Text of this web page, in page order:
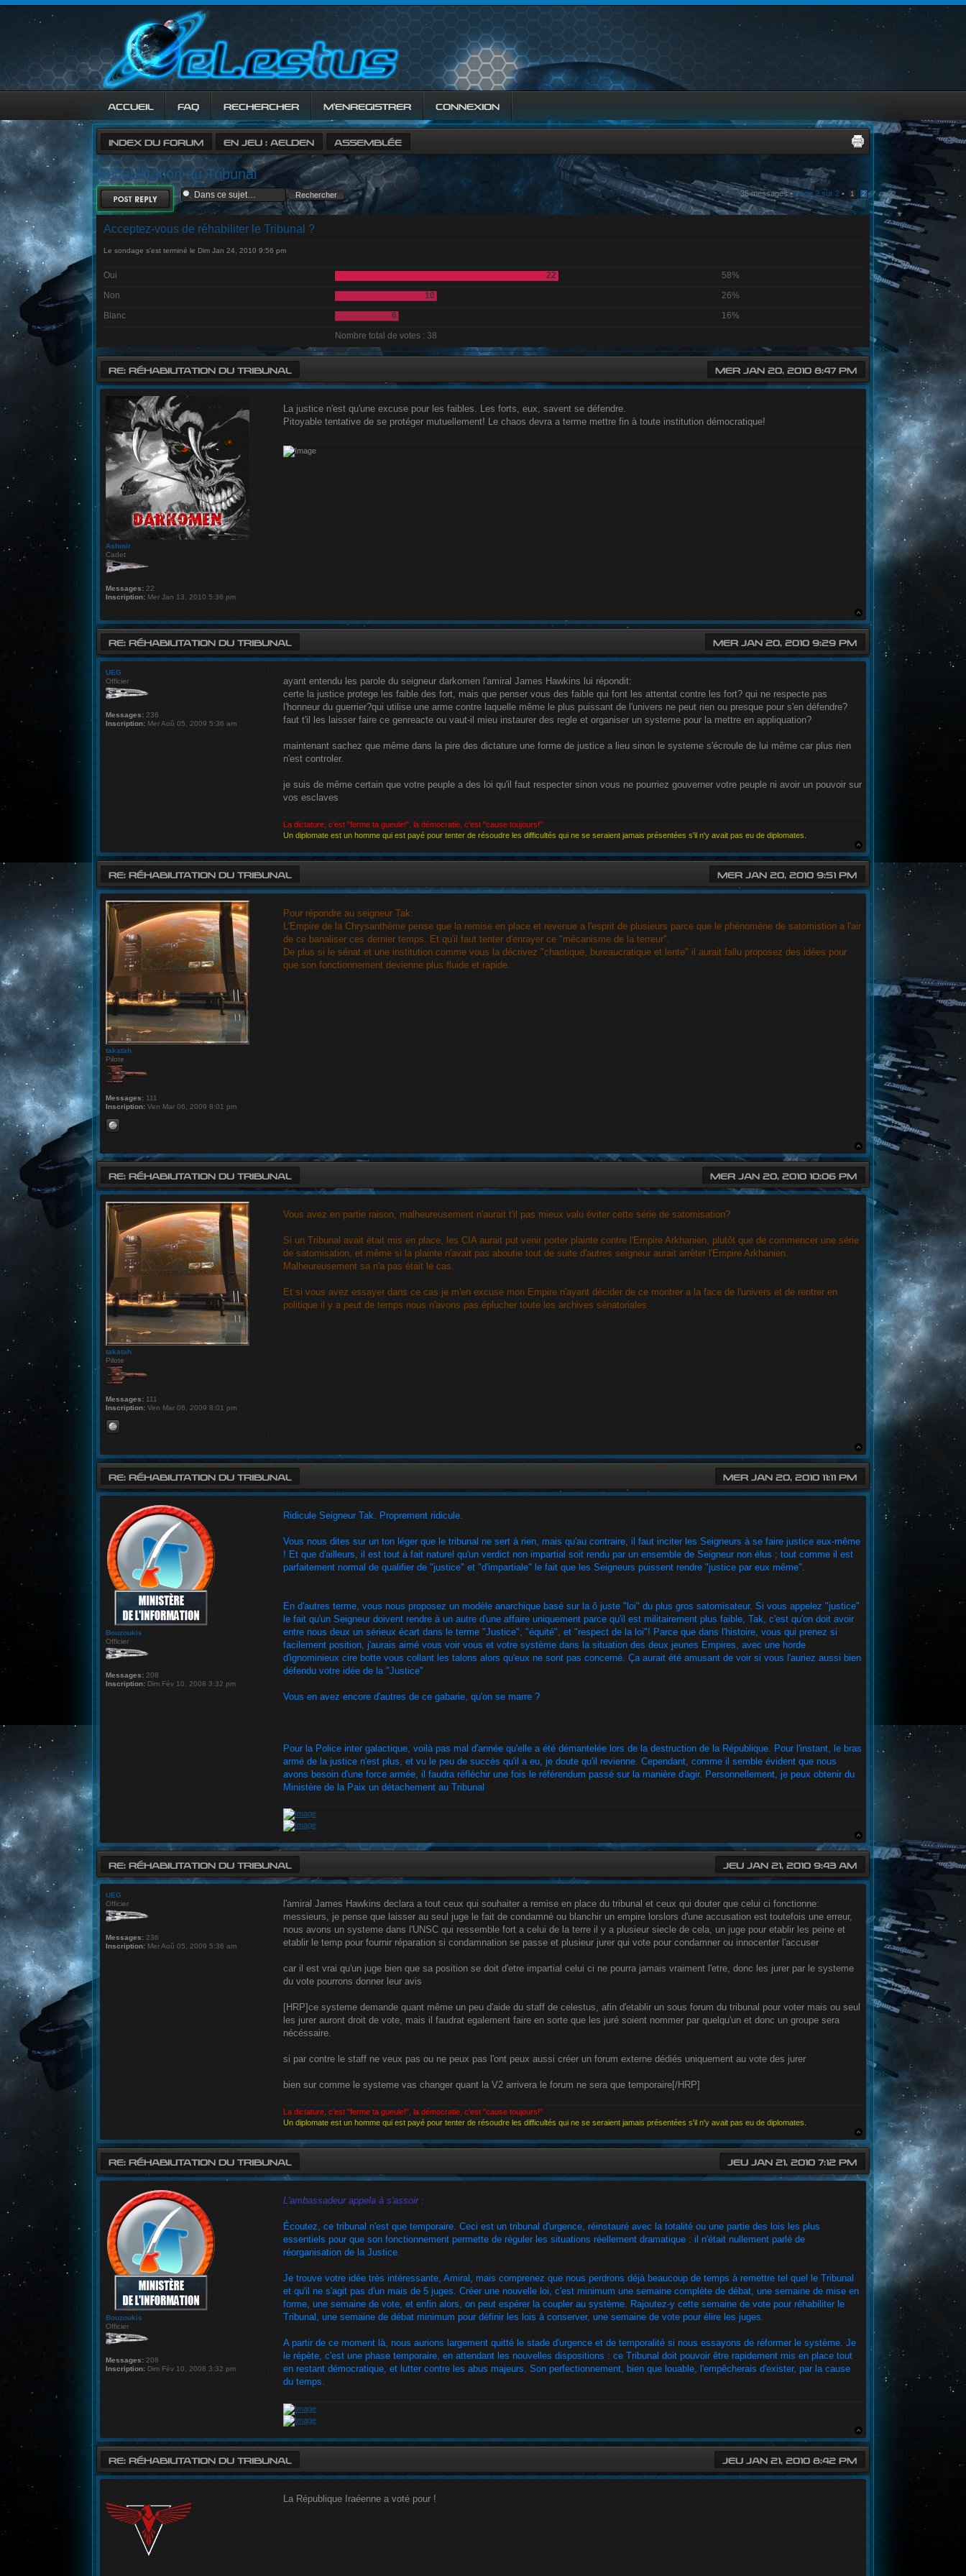
ACCUEIL FAQ RECHERCHER M’ENREGISTRER CONNEXION
INDEX DU FORUM EN JEU : AELDEN ASSEMBLÉE
Réhabilitation du Tribunal
RÉPONDRE 35 messages •Page2sur 2• 1 2
Acceptez-vous de réhabiliter le Tribunal ?
Le sondage s’est terminé le Dim Jan 24, 2010 9:56 pm
Oui 22
58%
Non
10
26%
Blanc
6
16%
Nombre total de votes : 38
RE: RÉHABILITATION DU TRIBUNAL MER JAN 20, 2010 8:47 PM
La justice n'est qu'une excuse pour les faibles. Les forts, eux, savent se défendre.
Pitoyable tentative de se protéger mutuellement! Le chaos devra a terme mettre fin à toute institution démocratique!
Ashmir
Cadet
Messages: 22
Inscription: Mer Jan 13, 2010 5:36 pm
RE: RÉHABILITATION DU TRIBUNAL MER JAN 20, 2010 9:29 PM
ayant entendu les parole du seigneur darkomen l'amiral James Hawkins lui répondit:
certe la justice protege les faible des fort, mais que penser vous des faible qui font les attentat contre les fort? qui ne respecte pas
l'honneur du guerrier?qui utilise une arme contre laquelle même le plus puissant de l'univers ne peut rien ou presque pour s'en défendre?
faut t'il les laisser faire ce genreacte ou vaut-il mieu instaurer des regle et organiser un systeme pour la mettre en appliquation?
maintenant sachez que même dans la pire des dictature une forme de justice a lieu sinon le systeme s'écroule de lui même car plus rien
n'est controler.
je suis de même certain que votre peuple a des loi qu'il faut respecter sinon vous ne pourriez gouverner votre peuple ni avoir un pouvoir sur
vos esclaves
La dictature, c'est "ferme ta gueule!", la démocratie, c'est "cause toujours!"
Un diplomate est un homme qui est payé pour tenter de résoudre les difficultés qui ne se seraient jamais présentées s'il n'y avait pas eu de diplomates.
UEG
Officier
Messages: 236
Inscription: Mer Aoû 05, 2009 5:36 am
RE: RÉHABILITATION DU TRIBUNAL MER JAN 20, 2010 9:51 PM
Pour répondre au seigneur Tak:
L'Empire de la Chrysanthème pense que la remise en place et revenue a l'esprit de plusieurs parce que le phénomène de satomistion a l'air
de ce banaliser ces dernier temps. Et qu'il faut tenter d'enrayer ce "mécanisme de la terreur".
De plus si le sénat et une institution comme vous la décrivez "chaotique, bureaucratique et lente" il aurait fallu proposez des idées pour
que son fonctionnement devienne plus fluide et rapide.
takatah
Pilote
Messages: 111
Inscription: Ven Mar 06, 2009 8:01 pm
RE: RÉHABILITATION DU TRIBUNAL MER JAN 20, 2010 10:06 PM
Vous avez en partie raison, malheureusement n'aurait t'il pas mieux valu éviter cette série de satomisation?
Si un Tribunal avait était mis en place, les CIA aurait put venir porter plainte contre l'Empire Arkhanien, plutôt que de commencer une série
de satomisation, et même si la plainte n'avait pas aboutie tout de suite d'autres seigneur aurait arrêter l'Empire Arkhanien.
Malheureusement sa n'a pas était le cas.
Et si vous avez essayer dans ce cas je m'en excuse mon Empire n'ayant décider de ce montrer a la face de l'univers et de rentrer en
politique il y a peut de temps nous n'avons pas éplucher toute les archives sénatoriales
takatah
Pilote
Messages: 111
Inscription: Ven Mar 06, 2009 8:01 pm
RE: RÉHABILITATION DU TRIBUNAL MER JAN 20, 2010 11:11 PM
Ridicule Seigneur Tak. Proprement ridicule.
Vous nous dites sur un ton léger que le tribunal ne sert à rien, mais qu'au contraire, il faut inciter les Seigneurs à se faire justice eux-même
! Et que d'ailleurs, il est tout à fait naturel qu'un verdict non impartial soit rendu par un ensemble de Seigneur non élus ; tout comme il est
parfaitement normal de qualifier de "justice" et "d'impartiale" le fait que les Seigneurs puissent rendre "justice par eux même".
En d'autres terme, vous nous proposez un modèle anarchique basé sur la ô juste "loi" du plus gros satomisateur. Si vous appelez "justice"
le fait qu'un Seigneur doivent rendre à un autre d'une affaire uniquement parce qu'il est militairement plus faible, Tak, c'est qu'on doit avoir
entre nous deux un sérieux écart dans le terme "Justice", "équité", et "respect de la loi"! Parce que dans l'histoire, vous qui prenez si
facilement position, j'aurais aimé vous voir vous et votre système dans la situation des deux jeunes Empires, avec une horde
d'ignominieux cire botte vous collant les talons alors qu'eux ne sont pas concerné. Ça aurait été amusant de voir si vous l'auriez aussi bien
défendu votre idée de la "Justice"
Vous en avez encore d'autres de ce gabarie, qu'on se marre ?
Pour la Police inter galactique, voilà pas mal d'année qu'elle a été démantelée lors de la destruction de la République. Pour l'instant, le bras
armé de la justice n'est plus, et vu le peu de succès qu'il a eu, je doute qu'il revienne. Cependant, comme il semble évident que nous
avons besoin d'une force armée, il faudra réfléchir une fois le référendum passé sur la manière d'agir. Personnellement, je peux obtenir du
Ministère de la Paix un détachement au Tribunal
Bouzoukis
Officier
Messages: 208
Inscription: Dim Fév 10, 2008 3:32 pm
RE: RÉHABILITATION DU TRIBUNAL JEU JAN 21, 2010 9:43 AM
l'amiral James Hawkins declara a tout ceux qui souhaiter a remise en place du tribunal et ceux qui douter que celui ci fonctionne:
messieurs, je pense que laisser au seul juge le fait de condamné ou blanchir un empire lorslors d'une accusation est toutefois une erreur,
nous avons un systeme dans l'UNSC qui ressemble fort a celui de la terre il y a plusieur siecle de cela, un juge pour etablir les peine et
etablir le temp pour fournir réparation si condamnation se passe et plusieur jurer qui vote pour condamner ou innocenter l'accuser
car il est vrai qu'un juge bien que sa position se doit d'etre impartial celui ci ne pourra jamais vraiment l'etre, donc les jurer par le systeme
du vote pourrons donner leur avis
[HRP]ce systeme demande quant même un peu d'aide du staff de celestus, afin d'etablir un sous forum du tribunal pour voter mais ou seul
les jurer auront droit de vote, mais il faudrat egalement faire en sorte que les juré soient nommer par quelqu'un et donc un groupe sera
nécéssaire.
si par contre le staff ne veux pas ou ne peux pas l'ont peux aussi créer un forum externe dédiés uniquement au vote des jurer
bien sur comme le systeme vas changer quant la V2 arrivera le forum ne sera que temporaire[/HRP]
La dictature, c'est "ferme ta gueule!", la démocratie, c'est "cause toujours!"
Un diplomate est un homme qui est payé pour tenter de résoudre les difficultés qui ne se seraient jamais présentées s'il n'y avait pas eu de diplomates.
UEG
Officier
Messages: 236
Inscription: Mer Aoû 05, 2009 5:36 am
RE: RÉHABILITATION DU TRIBUNAL JEU JAN 21, 2010 7:12 PM
L'ambassadeur appela à s'assoir :
Écoutez, ce tribunal n'est que temporaire. Ceci est un tribunal d'urgence, réinstauré avec la totalité ou une partie des lois les plus
essentiels pour que son fonctionnement permette de réguler les situations réellement dramatique : il n'était nullement parlé de
réorganisation de la Justice.
Je trouve votre idée très intéressante, Amiral, mais comprenez que nous perdrons déjà beaucoup de temps à remettre tel quel le Tribunal
et qu'il ne s'agit pas d'un mais de 5 juges. Créer une nouvelle loi, c'est minimum une semaine complète de débat, une semaine de mise en
forme, une semaine de vote, et enfin alors, on peut espérer la coupler au système. Rajoutez-y cette semaine de vote pour réhabiliter le
Tribunal, une semaine de débat minimum pour définir les lois à conserver, une semaine de vote pour élire les juges.
A partir de ce moment là, nous aurions largement quitté le stade d'urgence et de temporalité si nous essayons de réformer le système. Je
le répète, c'est une phase temporaire, en attendant les nouvelles dispositions : ce Tribunal doit pouvoir être rapidement mis en place tout
en restant démocratique, et lutter contre les abus majeurs. Son perfectionnement, bien que louable, l'empêcherais d'exister, par la cause
du temps.
Bouzoukis
Officier
Messages: 208
Inscription: Dim Fév 10, 2008 3:32 pm
RE: RÉHABILITATION DU TRIBUNAL JEU JAN 21, 2010 8:42 PM
La République Iraéenne a voté pour !